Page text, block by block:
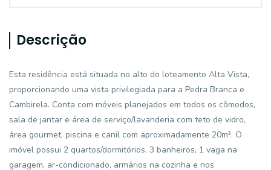
Descrição
Esta residência está situada no alto do loteamento Alta Vista,
proporcionando uma vista privilegiada para a Pedra Branca e
Cambirela. Conta com móveis planejados em todos os cômodos,
sala de jantar e área de serviço/lavanderia com teto de vidro,
área gourmet, piscina e canil com aproximadamente 20m². O
imóvel possui 2 quartos/dormitórios, 3 banheiros, 1 vaga na
garagem, ar-condicionado, armários na cozinha e nos